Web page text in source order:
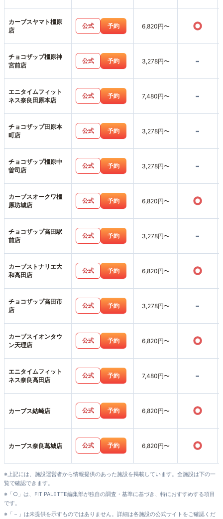
カーブスヤマト橿原
店
公式 予約 6,820円〜 ○
チョコザップ橿原神
宮前店
公式 予約 3,278円〜 -
エニタイムフィット
ネス奈良田原本店
公式 予約 7,480円〜 -
チョコザップ田原本
町店
公式 予約 3,278円〜 -
チョコザップ橿原中
曽司店
公式 予約 3,278円〜 -
カーブスオークワ橿
原坊城店
公式 予約 6,820円〜 ○
チョコザップ高田駅
前店
公式 予約 3,278円〜 -
カーブストナリエ大
和高田店
公式 予約 6,820円〜 ○
チョコザップ高田市
店
公式 予約 3,278円〜 -
カーブスイオンタウ
ン天理店
公式 予約 6,820円〜 ○
エニタイムフィット
ネス奈良高田店
公式 予約 7,480円〜 -
カーブス結崎店 公式 予約 6,820円〜 ○
カーブス奈良葛城店 公式 予約 6,820円〜 ○
※上記には、施設運営者から情報提供のあった施設を掲載しています。全施設は下の一
覧で確認できます。
※「○」は、FIT PALETTE編集部が独自の調査・基準に基づき、特におすすめする項目
です。
※「－」は未提供を示すものではありません。詳細は各施設の公式サイトをご確認くだ